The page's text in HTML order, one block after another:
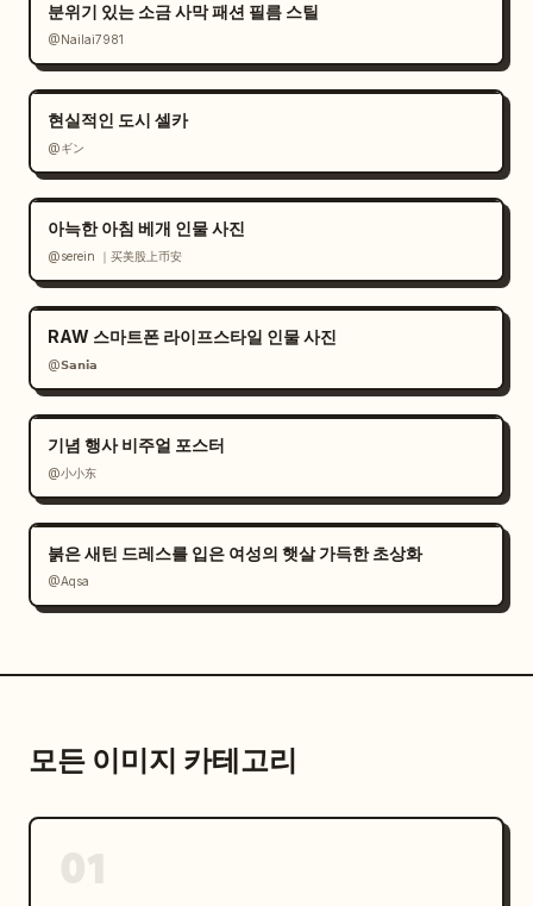
분위기 있는 소금 사막 패션 필름 스틸
@Nailai7981
현실적인 도시 셀카
@ギン
아늑한 아침 베개 인물 사진
@serein ｜买美股上币安
RAW 스마트폰 라이프스타일 인물 사진
@𝗦𝗮𝗻𝗶𝗮
기념 행사 비주얼 포스터
@小小东
붉은 새틴 드레스를 입은 여성의 햇살 가득한 초상화
@Aqsa
모든 이미지 카테고리